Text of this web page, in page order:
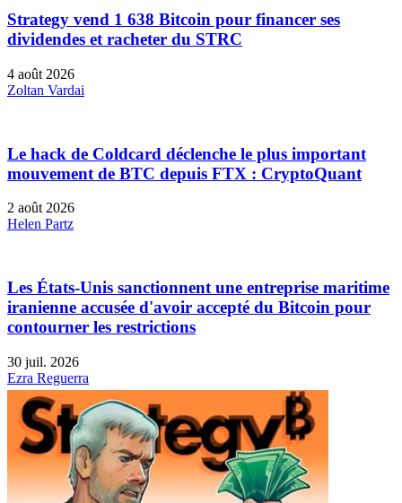
Strategy vend 1 638 Bitcoin pour financer ses
dividendes et racheter du STRC
4 août 2026
Zoltan Vardai
Le hack de Coldcard déclenche le plus important
mouvement de BTC depuis FTX : CryptoQuant
2 août 2026
Helen Partz
Les États-Unis sanctionnent une entreprise maritime
iranienne accusée d'avoir accepté du Bitcoin pour
contourner les restrictions
30 juil. 2026
Ezra Reguerra